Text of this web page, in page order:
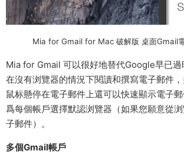
Mia for Gmail for Mac 破解版 桌面Gmail
Mia for Gmail 可以很好地替代Google早已
在沒有浏覽器的情況下閱讀和撰寫電子郵件
鼠标懸停在電子郵件上還可以快速顯示電子
爲每個帳戶選擇默認浏覽器（如果您願意從
子郵件）。
多個Gmail帳戶